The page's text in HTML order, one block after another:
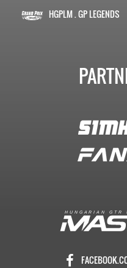
HGPLM . GP LEGENDS
H U N G A R I A N G T R